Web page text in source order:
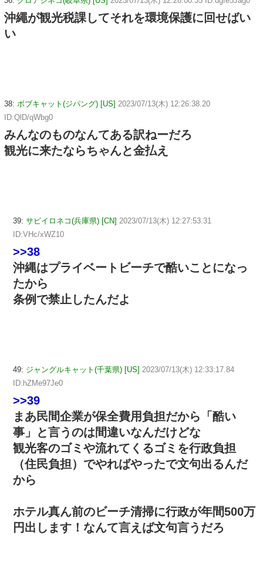
沖繩が観光税課してそれを環境保護に回せばい
い
38: ボブキャット(ジパング) [US] 2023/07/13(木) 12:26:38.20
ID:QlD/qWbg0
みんなのものなんてある訳ねーだろ
観光に来たならちゃんと金払え
39: サビイロネコ(兵庫県) [CN] 2023/07/13(木) 12:27:53.31
ID:VHc/xWZ10
>>38
沖縄はプライベートビーチで酷いことになっ
たから
条例で禁止したんだよ
49: ジャングルキャット(千葉県) [US] 2023/07/13(木) 12:33:17.84
ID:hZMe97Je0
>>39
まあ民間企業が保全費用負担だから「酷い
事」と言うのは間違いなんだけどな
観光客のゴミや流れてくるゴミを行政負担
（住民負担）でやればやったで文句出るんだ
から
ホテル真ん前のビーチ清掃に行政が年間500万
円出します！なんて言えば文句言うだろ